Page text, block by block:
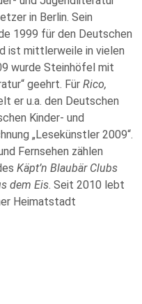
in Berlin. Sein
1999 für den Deutschen
ist mittlerweile in vielen
wurde Steinhöfel mit
geehrt. Für Rico,
er u.a. den Deutschen
Kinder- und
„Lesekünstler 2009“.
Fernsehen zählen
Käpt’n Blaubär Clubs
dem Eis. Seit 2010 lebt
Heimatstadt